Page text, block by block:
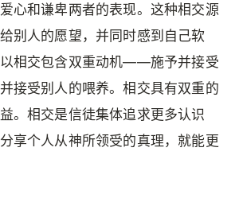
心和谦卑两者的表现。这种相交源
别人的愿望，并同时感到自己软
相交包含双重动机——施予并接受
接受别人的喂养。相交具有双重的
。相交是信徒集体追求更多认识
享个人从神所领受的真理，就能更